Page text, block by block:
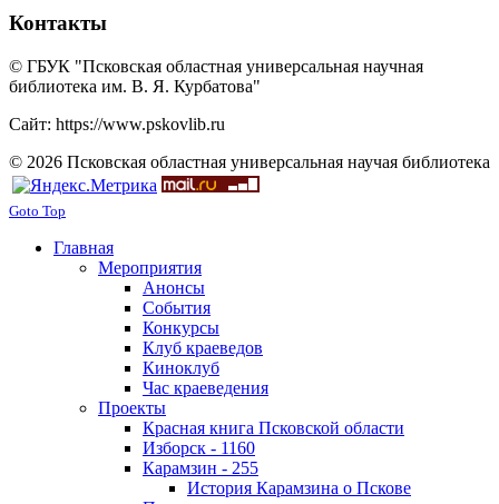
Контакты
© ГБУК "Псковская областная универсальная научная
библиотека им. В. Я. Курбатова"
Сайт: https://www.pskovlib.ru
© 2026 Псковская областная универсальная научая библиотека
Goto Top
Главная
Мероприятия
Анонсы
События
Конкурсы
Клуб краеведов
Киноклуб
Час краеведения
Проекты
Красная книга Псковской области
Изборск - 1160
Карамзин - 255
История Карамзина о Пскове